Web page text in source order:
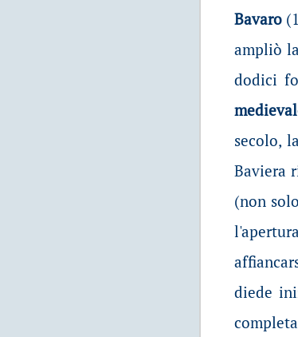
Bavaro
ampliò
dodici
secolo,
Baviera
(non
diede